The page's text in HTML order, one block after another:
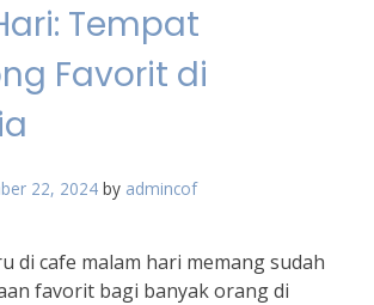
Tempat
Favorit di
22, 2024 by admincof
di cafe malam hari memang sudah
favorit bagi banyak orang di